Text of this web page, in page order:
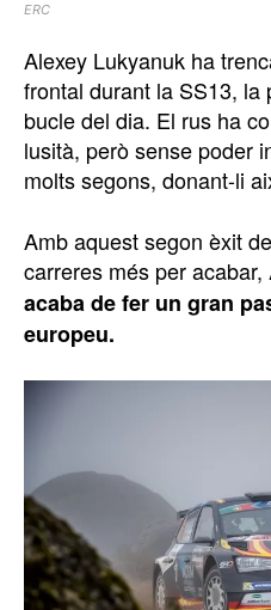
ERC
Alexey Lukyanuk ha
frontal durant la SS13, la
bucle del dia. El rus ha
lusità, però sense poder
molts segons, donant-li
Amb aquest segon èxit
carreres més per acabar,
acaba de fer un gran
europeu.